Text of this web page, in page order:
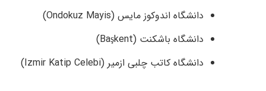
دانشگاه اندوکوز مایس (Ondokuz Mayis)
دانشگاه باشکنت (Başkent)
دانشگاه کاتب چلبی ازمیر (Izmir Katip Celebi)